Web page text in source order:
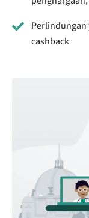
Perlindungan
cashback